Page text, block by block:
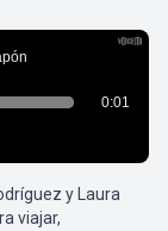
y Laura
viajar,